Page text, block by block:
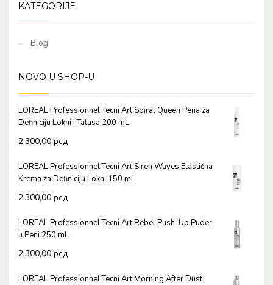
KATEGORIJE
Blog
NOVO U SHOP-U
LOREAL Professionnel Tecni Art Spiral Queen Pena za
Definiciju Lokni i Talasa 200 mL
2.300,00 рсд
LOREAL Professionnel Tecni Art Siren Waves Elastična
Krema za Definiciju Lokni 150 mL
2.300,00 рсд
LOREAL Professionnel Tecni Art Rebel Push-Up Puder
u Peni 250 mL
2.300,00 рсд
LOREAL Professionnel Tecni Art Morning After Dust